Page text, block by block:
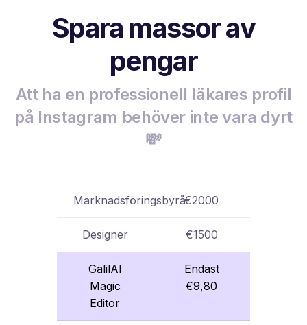
Spara massor av
pengar
Att ha en professionell läkares profil
på Instagram behöver inte vara dyrt
💸
Marknadsföringsbyrå€2000
Designer €1500
GalilAI
Magic
Editor
Endast
€9,80